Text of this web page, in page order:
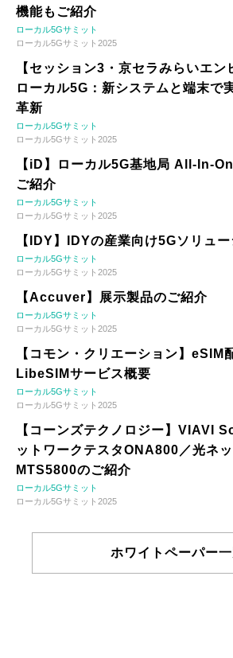
機能もご紹介
ローカル5Gサミット
ローカル5Gサミット2025
【セッション3・京セラみらいエ
ローカル5G：新システムと端末で
革新
ローカル5Gサミット
ローカル5Gサミット2025
【iD】ローカル5G基地局 All-In-
ご紹介
ローカル5Gサミット
ローカル5Gサミット2025
【IDY】IDYの産業向け5Gソリュ
ローカル5Gサミット
ローカル5Gサミット2025
【Accuver】展示製品のご紹介
ローカル5Gサミット
ローカル5Gサミット2025
【コモン・クリエーション】eSIM
LibeSIMサービス概要
ローカル5Gサミット
ローカル5Gサミット2025
【コーンズテクノロジー】VIAVI
ットワークテスタONA800／光ネ
MTS5800のご紹介
ローカル5Gサミット
ローカル5Gサミット2025
ホワイトペーパー